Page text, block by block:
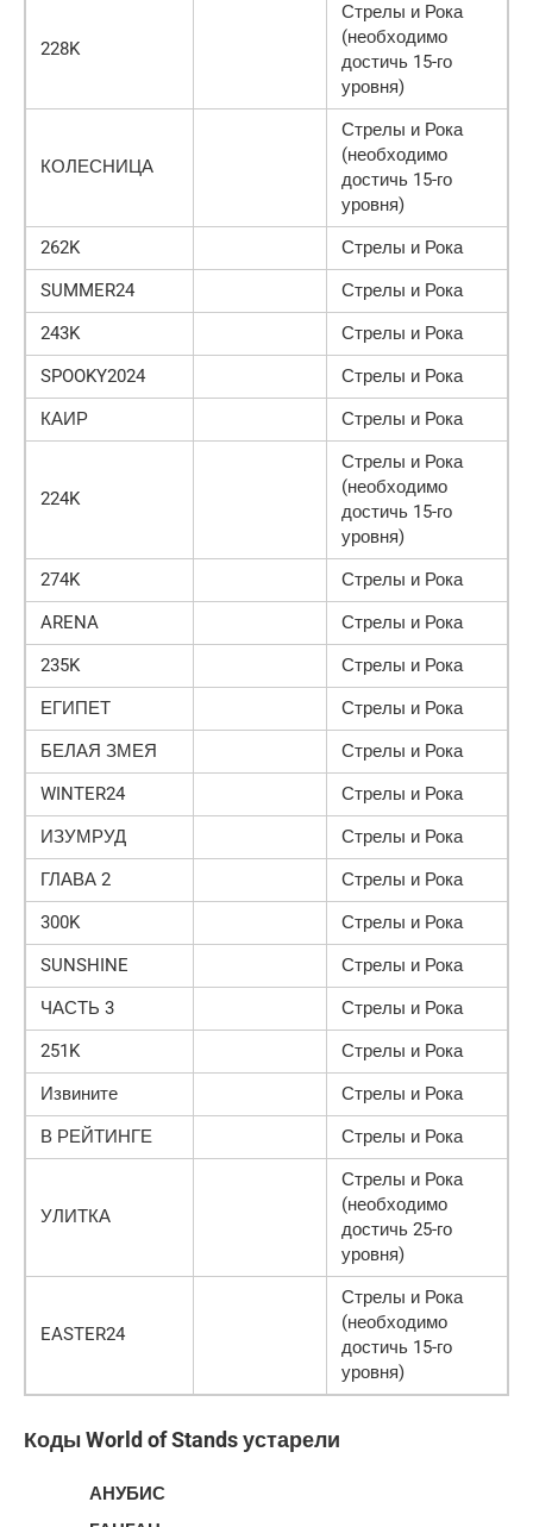
228K
Стрелы и Рока
(необходимо
достичь 15-го
уровня)
КОЛЕСНИЦА
Стрелы и Рока
(необходимо
достичь 15-го
уровня)
262K
Стрелы и Рока
SUMMER24
Стрелы и Рока
243K
Стрелы и Рока
SPOOKY2024
Стрелы и Рока
КАИР
Стрелы и Рока
224K
Стрелы и Рока
(необходимо
достичь 15-го
уровня)
274K
Стрелы и Рока
ARENA
Стрелы и Рока
235K
Стрелы и Рока
ЕГИПЕТ
Стрелы и Рока
БЕЛАЯ ЗМЕЯ
Стрелы и Рока
WINTER24
Стрелы и Рока
ИЗУМРУД
Стрелы и Рока
ГЛАВА 2
Стрелы и Рока
300K
Стрелы и Рока
SUNSHINE
Стрелы и Рока
ЧАСТЬ 3
Стрелы и Рока
251K
Стрелы и Рока
Извините
Стрелы и Рока
В РЕЙТИНГЕ
Стрелы и Рока
УЛИТКА
Стрелы и Рока
(необходимо
достичь 25-го
уровня)
EASTER24
Стрелы и Рока
(необходимо
достичь 15-го
уровня)
Коды World of Stands устарели
АНУБИС